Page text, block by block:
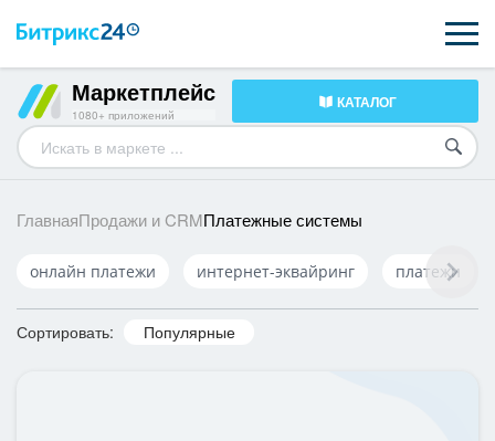
ВОЗМОЖНОСТИ
ЦЕНЫ
ИНТЕГРАЦИИ
ВНЕДРЕНИЕ
Маркетплейс
1080+ приложений
КАТАЛОГ
ГлавнаяПродажи и CRMПлатежные системы
онлайн платежи интернет-эквайринг платежи
Сортировать: Популярные